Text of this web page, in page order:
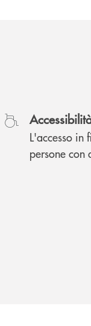
L'accesso in
persone con